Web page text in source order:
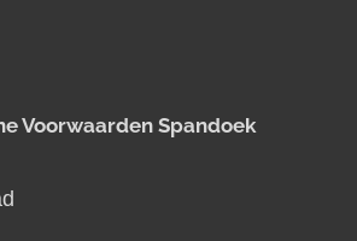
Voorwaarden Spandoek